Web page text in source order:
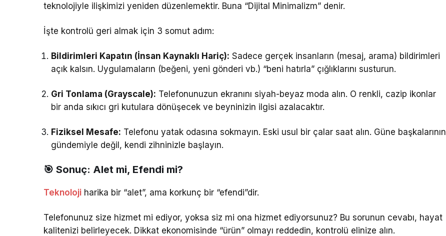
teknolojiyle ilişkimizi yeniden düzenlemektir. Buna “Dijital Minimalizm” denir.
İşte kontrolü geri almak için 3 somut adım:
Bildirimleri Kapatın (İnsan Kaynaklı Hariç): Sadece gerçek insanların (mesaj, arama) bildirimleri
açık kalsın. Uygulamaların (beğeni, yeni gönderi vb.) “beni hatırla” çığlıklarını susturun.
Gri Tonlama (Grayscale): Telefonunuzun ekranını siyah-beyaz moda alın. O renkli, cazip ikonlar
bir anda sıkıcı gri kutulara dönüşecek ve beyninizin ilgisi azalacaktır.
Fiziksel Mesafe: Telefonu yatak odasına sokmayın. Eski usul bir çalar saat alın. Güne başkalarının
gündemiyle değil, kendi zihninizle başlayın.
🎯 Sonuç: Alet mi, Efendi mi?
Teknoloji harika bir “alet”, ama korkunç bir “efendi”dir.
Telefonunuz size hizmet mi ediyor, yoksa siz mi ona hizmet ediyorsunuz? Bu sorunun cevabı, hayat
kalitenizi belirleyecek. Dikkat ekonomisinde “ürün” olmayı reddedin, kontrolü elinize alın.